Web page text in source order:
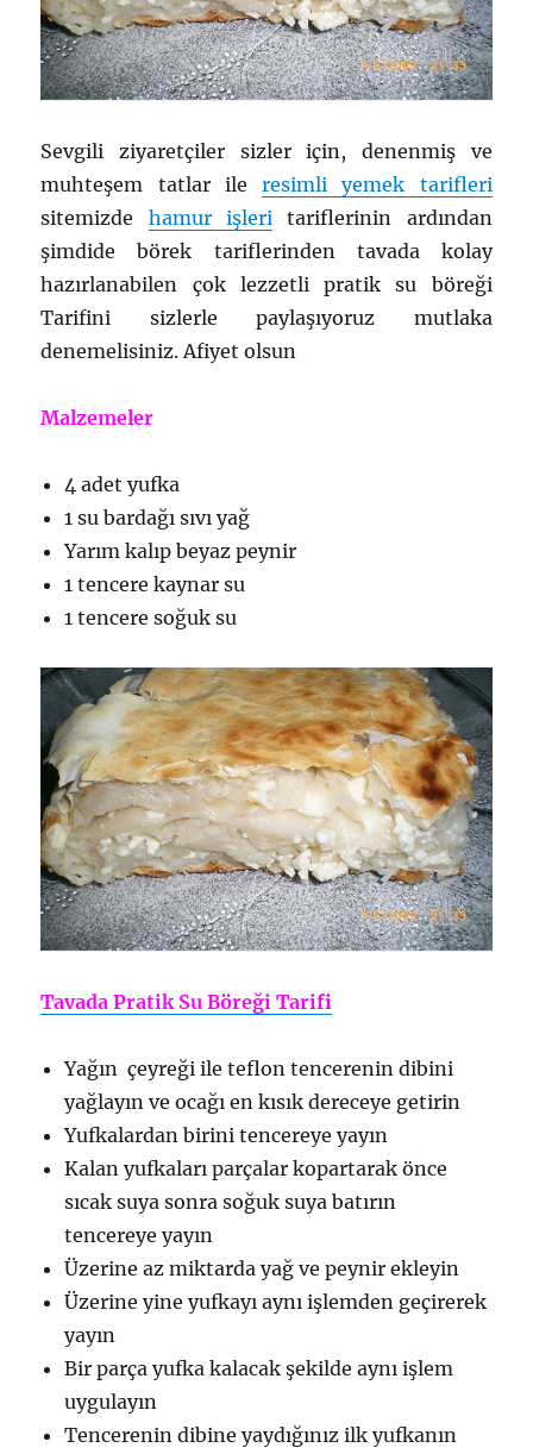
Sevgili ziyaretçiler sizler için, denenmiş ve
muhteşem tatlar ileresimli yemek tarifleri
sitemizde hamur işleri tariflerinin ardından
şimdide börek tariflerinden tavada kolay
hazırlanabilen çok lezzetli pratik su böreği
Tarifini sizlerle paylaşıyoruz mutlaka
denemelisiniz. Afiyet olsun
Malzemeler
4 adet yufka
1 su bardağı sıvı yağ
Yarım kalıp beyaz peynir
1 tencere kaynar su
1 tencere soğuk su
Tavada Pratik Su Böreği Tarifi
Yağın çeyreği ile teflon tencerenin dibini
yağlayın ve ocağı en kısık dereceye getirin
Yufkalardan birini tencereye yayın
Kalan yufkaları parçalar kopartarak önce
sıcak suya sonra soğuk suya batırın
tencereye yayın
Üzerine az miktarda yağ ve peynir ekleyin
Üzerine yine yufkayı aynı işlemden geçirerek
yayın
Bir parça yufka kalacak şekilde aynı işlem
uygulayın
Tencerenin dibine yaydığınız ilk yufkanın